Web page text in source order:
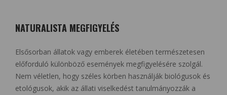
NATURALISTA MEGFIGYELÉS
Elsősorban állatok vagy emberek életében természetesen
előforduló különböző események megfigyelésére szolgál.
Nem véletlen, hogy széles körben használják biológusok és
etológusok, akik az állati viselkedést tanulmányozzák a